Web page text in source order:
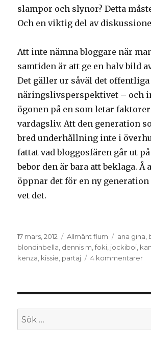
slampor och slynor? Detta
Och en viktig del av
Att inte nämna bloggare när
samtiden är att ge en halv bild
Det gäller ur såväl det offentliga
näringslivsperspektivet – och
ögonen på en som letar
vardagsliv. Att den generation
bred underhållning inte i
fattat vad bloggosfären går ut
bebor den är bara att beklaga. Å
öppnar det för en ny
vet det.
Postat
17 mars, 2012 Kategorier
Allmänt flum Taggar
ana gina
blondinbella dennis m ,foki jockiboi
kenza kissie partaj 4 kommentarertill
Sök
efter: